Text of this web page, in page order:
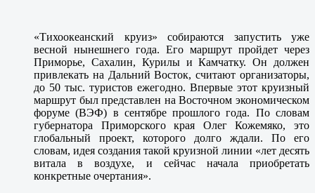
«Тихоокеанский круиз» собираются запустить уже
весной нынешнего года. Его маршрут пройдет через
Приморье, Сахалин, Курилы и Камчатку. Он должен
привлекать на Дальний Восток, считают организаторы,
до 50 тыс. туристов ежегодно. Впервые этот круизный
маршрут был представлен на Восточном экономическом
форуме (ВЭФ) в сентябре прошлого года. По словам
губернатора Приморского края Олег Кожемяко, это
глобальный проект, которого долго ждали. По его
словам, идея создания такой круизной линии «лет десять
витала в воздухе, и сейчас начала приобретать
конкретные очертания».